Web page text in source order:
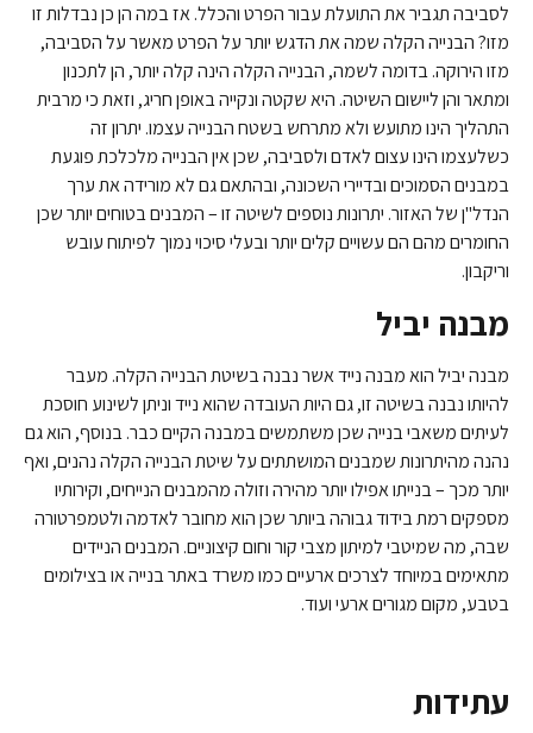
לסביבה תגביר את התועלת עבור הפרט והכלל. אז במה הן כן נבדלות זו
מזו? הבנייה הקלה שמה את הדגש יותר על הפרט מאשר על הסביבה,
מזו הירוקה. בדומה לשמה, הבנייה הקלה הינה קלה יותר, הן לתכנון
ומתאר והן ליישום השיטה. היא שקטה ונקייה באופן חריג, וזאת כי מרבית
התהליך הינו מתועש ולא מתרחש בשטח הבנייה עצמו. יתרון זה
כשלעצמו הינו עצום לאדם ולסביבה, שכן אין הבנייה מלכלכת פוגעת
במבנים הסמוכים ובדיירי השכונה, ובהתאם גם לא מורידה את ערך
הנדל"ן של האזור. יתרונות נוספים לשיטה זו – המבנים בטוחים יותר שכן
החומרים מהם הם עשויים קלים יותר ובעלי סיכוי נמוך לפיתוח עובש
וריקבון.
מבנה יביל
מבנה יביל הוא מבנה נייד אשר נבנה בשיטת הבנייה הקלה. מעבר
להיותו נבנה בשיטה זו, גם היות העובדה שהוא נייד וניתן לשינוע חוסכת
לעיתים משאבי בנייה שכן משתמשים במבנה הקיים כבר. בנוסף, הוא גם
נהנה מהיתרונות שמבנים המושתתים על שיטת הבנייה הקלה נהנים, ואף
יותר מכך – בנייתו אפילו יותר מהירה וזולה מהמבנים הנייחים, וקירותיו
מספקים רמת בידוד גבוהה ביותר שכן הוא מחובר לאדמה ולטמפרטורה
שבה, מה שמיטבי למיתון מצבי קור וחום קיצוניים. המבנים הניידים
מתאימים במיוחד לצרכים ארעיים כמו משרד באתר בנייה או בצילומים
בטבע, מקום מגורים ארעי ועוד.
עתידות